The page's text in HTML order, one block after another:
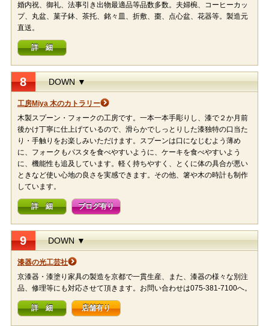
婚内祝、御礼、法事引き出物最適品等品数多数。夫婦椀、コーヒーカッ
プ、丸盆、菓子鉢、茶托、銘々皿、折敷、棗、点心盆、花器等。製造元
直送。
詳 細
8 DOWN ▼
工房Miya 木のカトラリー
木製スプーン・フォークの工房です。一本一本手彫りし、漆で２か月前
後かけ丁寧に仕上げているので、滑らかでしっとりした漆独特の口当た
り・手触りをお楽しみいただけます。スプーンは口になじむよう薄め
に、フォークもパスタを食べやすいように、ケーキを食べやすいよう
に、機能性も追及しています。軽く持ちやすく、とくに体の具合が悪い
ときなど使い心地の良さを実感できます。その他、箸や木の時計も制作
しています。
詳 細 ブログ有り
9 DOWN ▼
漆器の光工芸社
京漆器・漆塗り家具の製造を京都で一貫生産、また、漆器の様々な別注
品、修理等にも対応させて頂きます。お問い合わせは075-381-7100へ。
詳 細 店舗有り